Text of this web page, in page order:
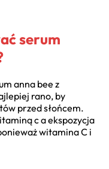
serum
anna bee z
rano, by
przed słońcem.
c a ekspozycja
witamina C i